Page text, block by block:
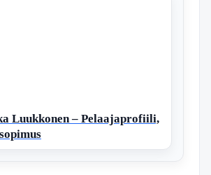
Luukkonen – Pelaajaprofiili,